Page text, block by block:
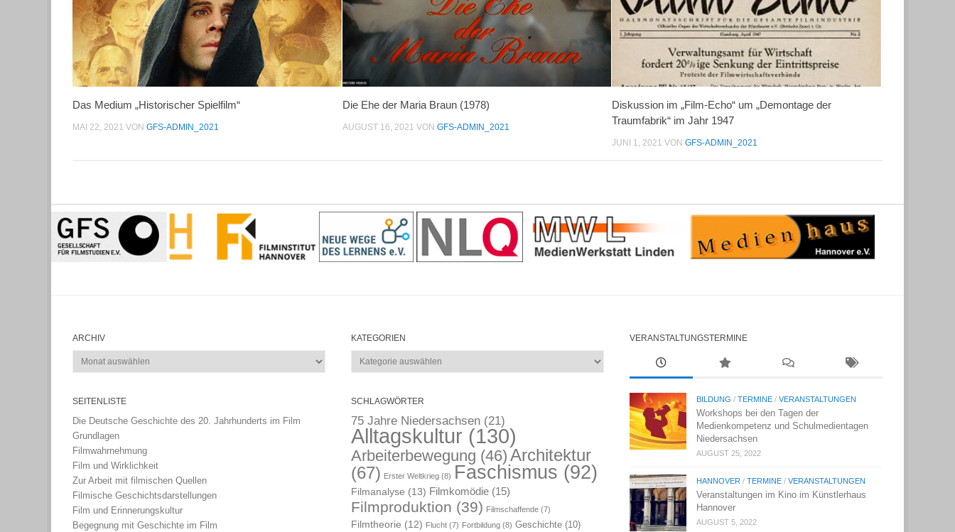
Das Medium „Historischer Spielfilm“
MAI 22, 2021 VON GFS-ADMIN_2021
Die Ehe der Maria Braun (1978)
AUGUST 16, 2021 VON GFS-ADMIN_2021
Diskussion im „Film-Echo“ um „Demontage der
Traumfabrik“ im Jahr 1947
JUNI 1, 2021 VONGFS-ADMIN_2021
ARCHIV
Archiv
SEITENLISTE
Die Deutsche Geschichte des 20. Jahrhunderts im Film
Grundlagen
Filmwahrnehmung
Film und Wirklichkeit
Zur Arbeit mit filmischen Quellen
Filmische Geschichtsdarstellungen
Film und Erinnerungskultur
Begegnung mit Geschichte im Film
KATEGORIEN
Kategorien
SCHLAGWÖRTER
75 Jahre Niedersachsen (21)
Alltagskultur (130)
Arbeiterbewegung (46) Architektur
(67) Erster Weltkrieg (8) Faschismus (92)
Filmanalyse (13) Filmkomödie (15)
Filmproduktion (39) Filmschaffende (7)
Filmtheorie (12) Flucht (7) Fortbildung (8) Geschichte (10)
VERANSTALTUNGSTERMINE
BILDUNG /TERMINE /VERANSTALTUNGEN
Workshops bei den Tagen der
Medienkompetenz und Schulmedientagen
Niedersachsen
AUGUST 25, 2022
HANNOVER /TERMINE /VERANSTALTUNGEN
Veranstaltungen im Kino im Künstlerhaus
Hannover
AUGUST 5, 2022